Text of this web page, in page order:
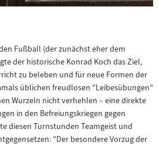
Fußball (der zunächst eher dem
der historische Konrad Koch das Ziel,
zu beleben und für neue Formen der
üblichen freudlosen "Leibesübungen"
Wurzeln nicht verhehlen – eine direkte
in den Befreiungskriegen gegen
diesen Turnstunden Teamgeist und
"Der besondere Vorzug der